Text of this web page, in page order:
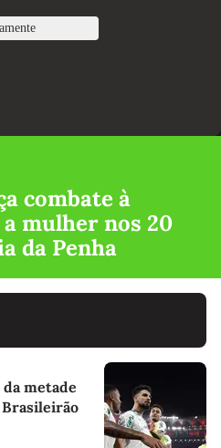
combate à
mulher nos 20
da Penha
metade
Brasileirão